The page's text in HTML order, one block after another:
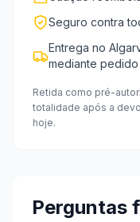
Seguro contra
Entrega no
mediante pedido
Retida como pré-
totalidade após a
hoje.
Perguntas